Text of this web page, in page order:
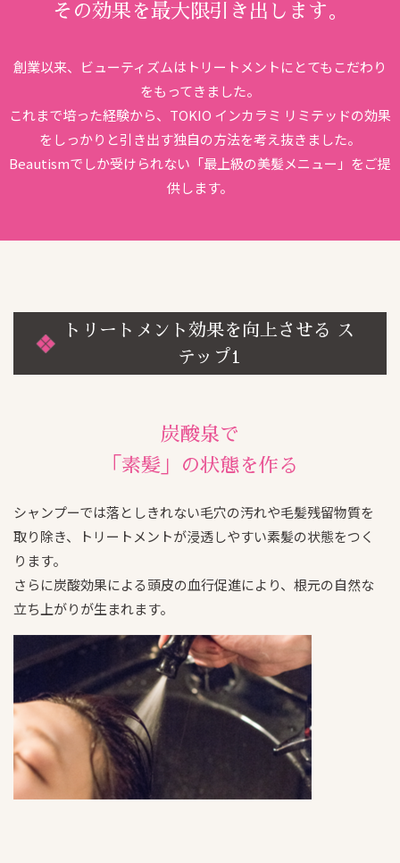
その効果を最大限引き出します。
創業以来、ビューティズムは トリートメントにとてもこだわり
をもってきました。
これまで培った経験から、 TOKIO インカラミ リミテッドの効果
をしっかりと引き出す独自の方法を考え抜きました。
Beautismでしか受けられない「最上級の美髪メニュー」をご提
供します。
トリートメント効果を向上させる ス
テップ1
炭酸泉で
「素髪」の状態を作る
シャンプーでは落としきれない毛穴の汚れや毛髪残留物質を
取り除き、トリートメントが浸透しやすい素髪の状態をつく
ります。
さらに炭酸効果による頭皮の血行促進により、根元の自然な
立ち上がりが生まれます。